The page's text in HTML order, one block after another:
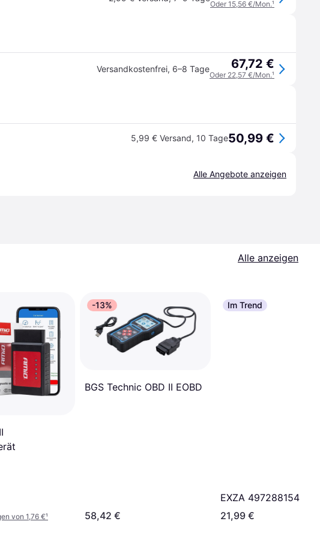
Oder 15,56 €/Mon.¹
Versandkostenfrei, 6–8 Tage 67,72 €
Oder 22,57 €/Mon.¹
5,99 € Versand, 10 Tage50,99 €
Alle Angebote anzeigen
Alle anzeigen
von 1,76 €¹
-13%
BGS Technic OBD II EOBD
58,42 €
Im Trend
EXZA 497288154
21,99 €